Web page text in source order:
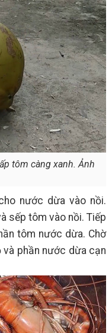
tôm càng xanh. Ảnh
nước dừa vào nồi.
sếp tôm vào nồi. Tiếp
tôm nước dừa. Chờ
phần nước dừa cạn